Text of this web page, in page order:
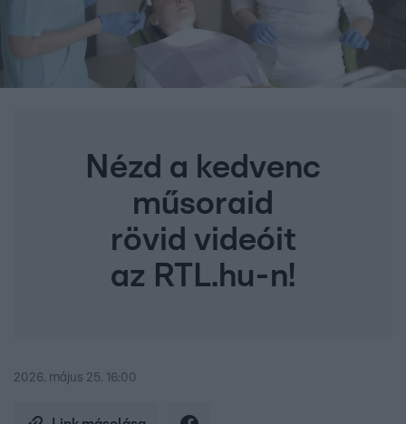
Nézd a kedvenc
műsoraid
rövid videóit
az RTL.hu-n!
2026. május 25. 16:00